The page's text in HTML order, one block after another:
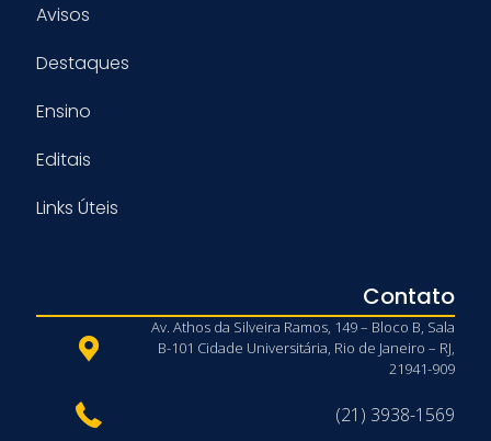
Avisos
Destaques
Ensino
Editais
Links Úteis
Contato
Av. Athos da Silveira Ramos, 149 – Bloco B, Sala
B-101 Cidade Universitária, Rio de Janeiro – RJ,
21941-909
(21) 3938-1569